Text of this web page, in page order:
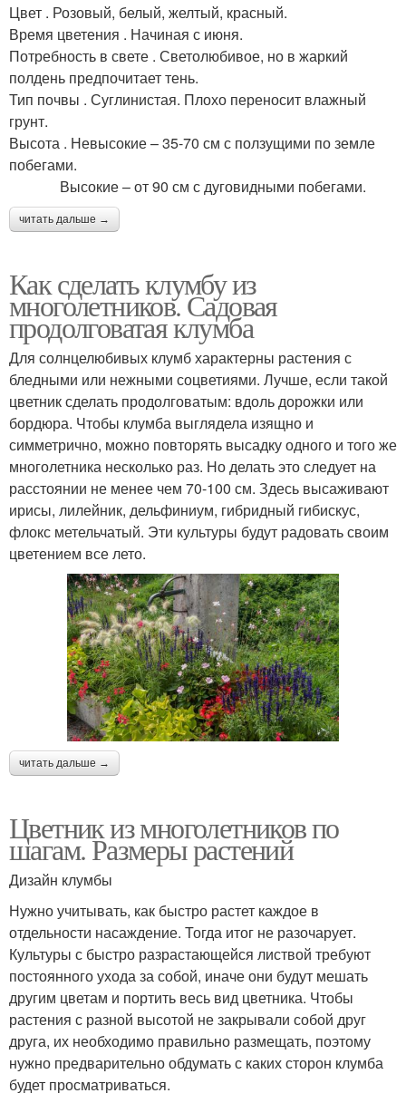
Цвет . Розовый, белый, желтый, красный.
Время цветения . Начиная с июня.
Потребность в свете . Светолюбивое, но в жаркий
полдень предпочитает тень.
Тип почвы . Суглинистая. Плохо переносит влажный
грунт.
Высота . Невысокие – 35-70 см с ползущими по земле
побегами.
Высокие – от 90 см с дуговидными побегами.
читать дальше →
Как сделать клумбу из
многолетников. Садовая
продолговатая клумба
Для солнцелюбивых клумб характерны растения с
бледными или нежными соцветиями. Лучше, если такой
цветник сделать продолговатым: вдоль дорожки или
бордюра. Чтобы клумба выглядела изящно и
симметрично, можно повторять высадку одного и того же
многолетника несколько раз. Но делать это следует на
расстоянии не менее чем 70-100 см. Здесь высаживают
ирисы, лилейник, дельфиниум, гибридный гибискус,
флокс метельчатый. Эти культуры будут радовать своим
цветением все лето.
читать дальше →
Цветник из многолетников по
шагам. Размеры растений
Дизайн клумбы
Нужно учитывать, как быстро растет каждое в
отдельности насаждение. Тогда итог не разочарует.
Культуры с быстро разрастающейся листвой требуют
постоянного ухода за собой, иначе они будут мешать
другим цветам и портить весь вид цветника. Чтобы
растения с разной высотой не закрывали собой друг
друга, их необходимо правильно размещать, поэтому
нужно предварительно обдумать с каких сторон клумба
будет просматриваться.